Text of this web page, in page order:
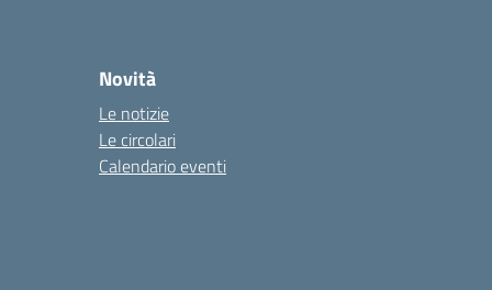
Novità
Le notizie
Le circolari
Calendario eventi